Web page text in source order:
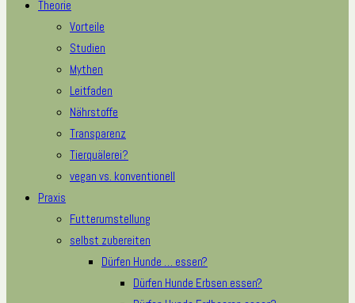
Theorie
Vorteile
Studien
Mythen
Leitfaden
Nährstoffe
Transparenz
Tierquälerei?
vegan vs. konventionell
Praxis
Futterumstellung
selbst zubereiten
Dürfen Hunde … essen?
Dürfen Hunde Erbsen essen?